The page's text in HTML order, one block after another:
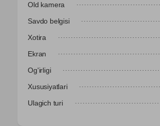
Old kamera
Savdo belgisi
Xotira
Ekran
Og'irligi
Xususiyatlari
Ulagich turi